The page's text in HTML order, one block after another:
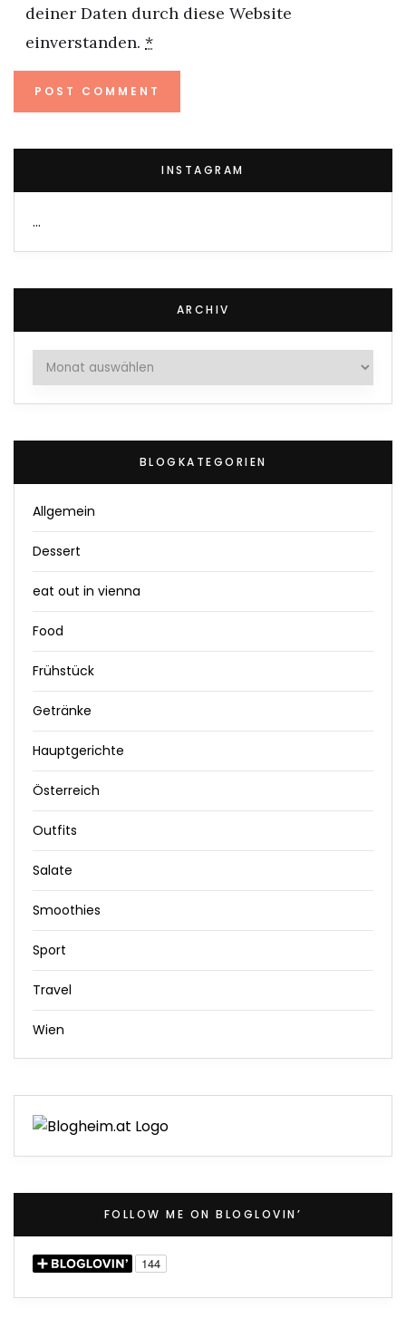
deiner Daten durch diese Website
einverstanden. *
INSTAGRAM
…
ARCHIV
Archiv
BLOGKATEGORIEN
Allgemein
Dessert
eat out in vienna
Food
Frühstück
Getränke
Hauptgerichte
Österreich
Outfits
Salate
Smoothies
Sport
Travel
Wien
FOLLOW ME ON BLOGLOVIN’